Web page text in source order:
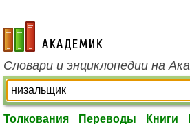
academic.ru
Словари и энциклопедии на
Толкования Переводы Книги